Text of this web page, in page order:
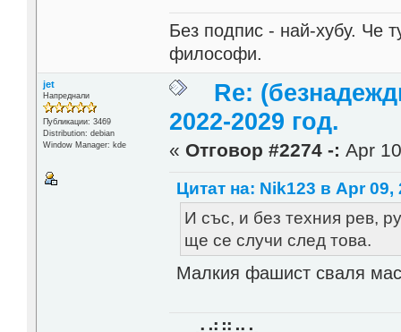
Без подпис - най-хубу. Че
философи.
jet
Напреднали
Публикации: 3469
Distribution: debian
Window Manager: kde
Re:
2022-2029 год.
« Отговор #2274 -: Apr
Цитат на: Nik123 в Apr 09,
И със, и без техния рев,
ще се случи след това.
Малкия фашист сваля